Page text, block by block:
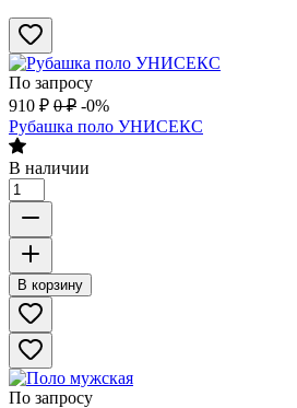
По запросу
910 ₽ 0 ₽ -0%
Рубашка поло УНИСЕКС
В наличии
В корзину
По запросу